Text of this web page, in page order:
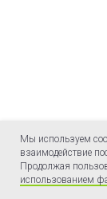
Мы используем
взаимодействие
Продолжая
использованием